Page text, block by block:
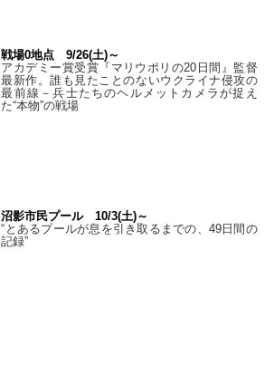
戦場0地点 9/26(土)～
アカデミー賞受賞『マリウポリの20日間』監督
最新作。誰も見たことのないウクライナ侵攻の
最前線－兵士たちのヘルメットカメラが捉え
た“本物”の戦場
沼影市民プール 10/3(土)～
“とあるプールが息を引き取るまでの、49日間の
記録”